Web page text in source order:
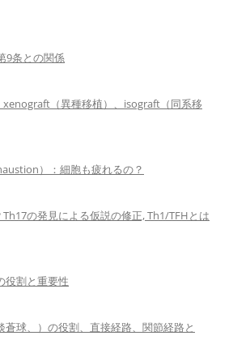
9条との関係
（異種移植）、isograft（同系移
）：細胞も疲れるの？
の発見による仮説の修正, Th1/TFHとは
役割と重要性
蒼球、）の役割、直接経路、関節経路と